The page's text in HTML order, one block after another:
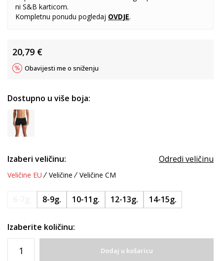
ni S&B karticom.
Kompletnu ponudu pogledaj OVDJE.
20,79 €
Obavijesti me o sniženju
Dostupno u više boja:
Izaberi veličinu: Odredi veličinu
Veličine EU Veličine Veličine CM
8-9g. 10-11g. 12-13g. 14-15g.
Izaberite količinu:
Dodaj u košaricu